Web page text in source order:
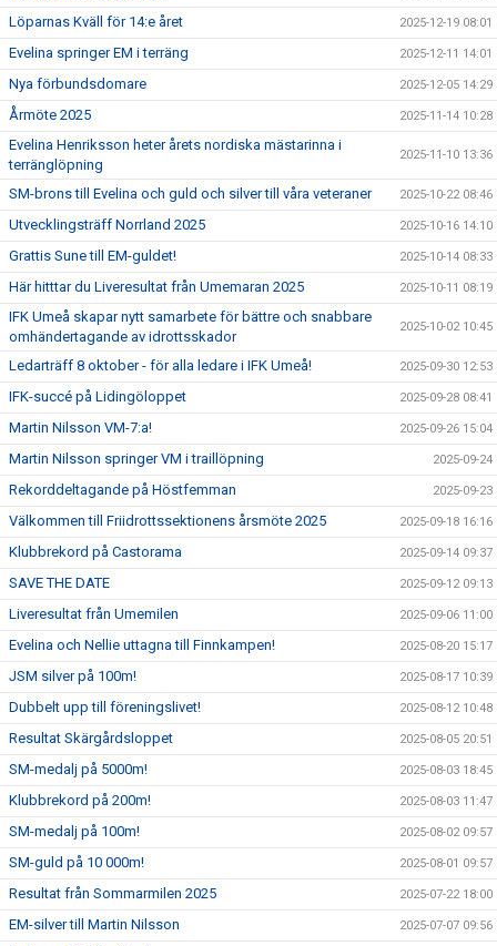
Löparnas Kväll för 14:e året 2025-12-19 08:01
Evelina springer EM i terräng 2025-12-11 14:01
Nya förbundsdomare 2025-12-05 14:29
Årmöte 2025 2025-11-14 10:28
Evelina Henriksson heter årets nordiska mästarinna i
terränglöpning
2025-11-10 13:36
SM-brons till Evelina och guld och silver till våra veteraner 2025-10-22 08:46
Utvecklingsträff Norrland 2025 2025-10-16 14:10
Grattis Sune till EM-guldet! 2025-10-14 08:33
Här hitttar du Liveresultat från Umemaran 2025 2025-10-11 08:19
IFK Umeå skapar nytt samarbete för bättre och snabbare
omhändertagande av idrottsskador
2025-10-02 10:45
Ledarträff 8 oktober - för alla ledare i IFK Umeå! 2025-09-30 12:53
IFK-succé på Lidingöloppet 2025-09-28 08:41
Martin Nilsson VM-7:a! 2025-09-26 15:04
Martin Nilsson springer VM i traillöpning 2025-09-24
Rekorddeltagande på Höstfemman 2025-09-23
Välkommen till Friidrottssektionens årsmöte 2025 2025-09-18 16:16
Klubbrekord på Castorama 2025-09-14 09:37
SAVE THE DATE 2025-09-12 09:13
Liveresultat från Umemilen 2025-09-06 11:00
Evelina och Nellie uttagna till Finnkampen! 2025-08-20 15:17
JSM silver på 100m! 2025-08-17 10:39
Dubbelt upp till föreningslivet! 2025-08-12 10:48
Resultat Skärgårdsloppet 2025-08-05 20:51
SM-medalj på 5000m! 2025-08-03 18:45
Klubbrekord på 200m! 2025-08-03 11:47
SM-medalj på 100m! 2025-08-02 09:57
SM-guld på 10 000m! 2025-08-01 09:57
Resultat från Sommarmilen 2025 2025-07-22 18:00
EM-silver till Martin Nilsson 2025-07-07 09:56